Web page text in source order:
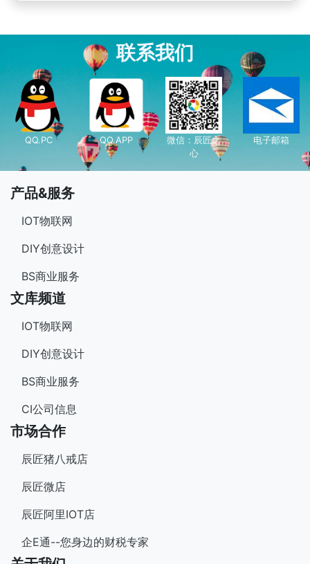
联系我们
QQ.PC QQ.APP
微信：辰匠之
心
电子邮箱
产品&服务
IOT物联网
DIY创意设计
BS商业服务
文库频道
IOT物联网
DIY创意设计
BS商业服务
CI公司信息
市场合作
辰匠猪八戒店
辰匠微店
辰匠阿里IOT店
企E通--您身边的财税专家